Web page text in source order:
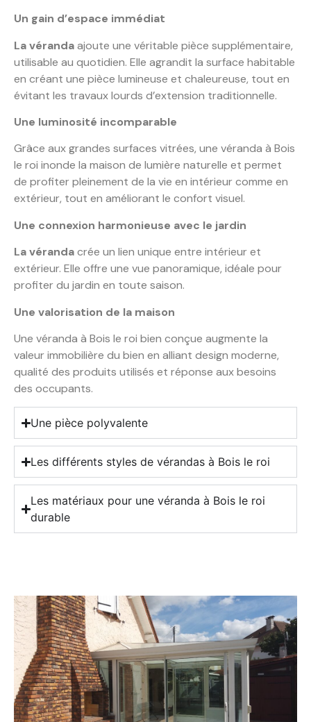
Un gain d’espace immédiat
La vérandaajoute une véritable pièce supplémentaire,
utilisable au quotidien. Elle agrandit la surface habitable
en créant une pièce lumineuse et chaleureuse, tout en
évitant les travaux lourds d’extension traditionnelle.
Une luminosité incomparable
Grâce aux grandes surfaces vitrées, une véranda à Bois
le roi inonde la maison de lumière naturelle et permet
de profiter pleinement de la vie en intérieur comme en
extérieur, tout en améliorant le confort visuel.
Une connexion harmonieuse avec le jardin
La vérandacrée un lien unique entre intérieur et
extérieur. Elle offre une vue panoramique, idéale pour
profiter du jardin en toute saison.
Une valorisation de la maison
Une véranda à Bois le roi bien conçue augmente la
valeur immobilière du bien en alliant design moderne,
qualité des produits utilisés et réponse aux besoins
des occupants.
Une pièce polyvalente
Les différents styles de vérandas à Bois le roi
Les matériaux pour une véranda à Bois le roi
durable